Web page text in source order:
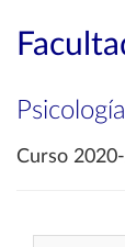
Curso